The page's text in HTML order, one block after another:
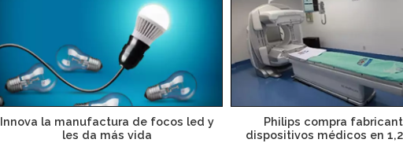
Innova la manufactura de focos led y
les da más vida
Philips compra
dispositivos médicos en